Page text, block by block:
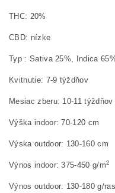
THC: 20%
CBD: nízke
Typ : Sativa 25%, Indica
Kvitnutie: 7-9 týždňov
Mesiac zberu: 10-11
Výška indoor: 70-120 cm
Výska outdoor: 130-160 cm
Výnos indoor: 375-450 g/m2
Výnos outdoor: 130-180 g/